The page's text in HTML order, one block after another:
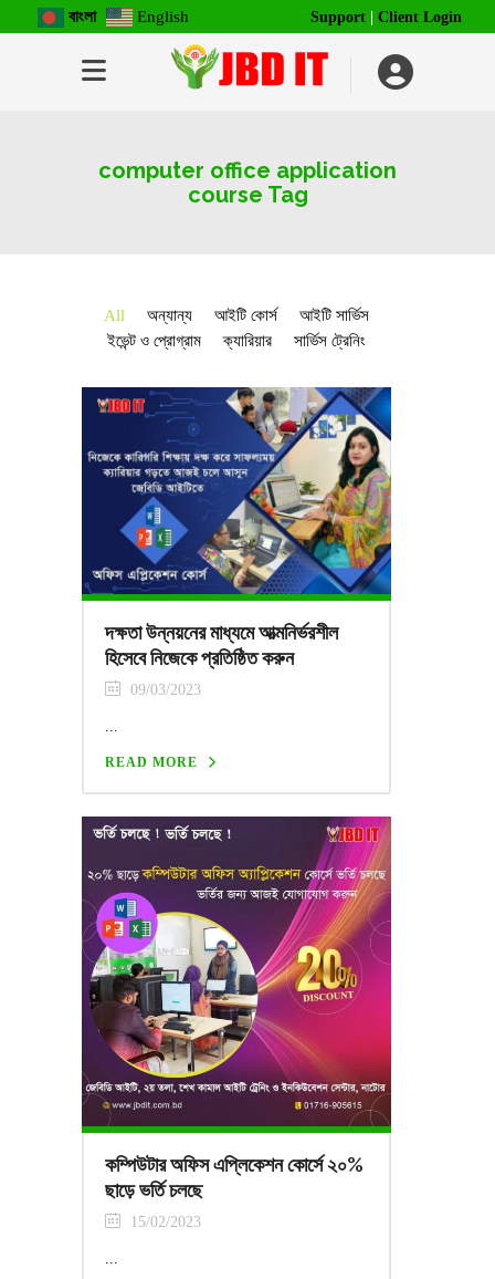
বাংলা English Support Client Login
computer office application
course Tag
All অন্যান্য আইটি কোর্স
আইটি সার্ভিস
ইভেন্ট ও প্রোগ্রাম
ক্যারিয়ার সার্ভিস ট্রেনিং
দক্ষতা উন্নয়নের মাধ্যমে আত্মনির্ভরশীল
হিসেবে নিজেকে প্রতিষ্ঠিত করুন
09/03/2023
READ MORE
কম্পিউটার অফিস এপ্লিকেশন কোর্সে ২০%
ছাড়ে ভর্তি চলছে
15/02/2023